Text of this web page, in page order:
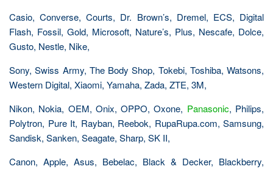
Casio, Converse, Courts, Dr. Brown’s, Dremel, ECS, Digital
Flash, Fossil, Gold, Microsoft, Nature’s, Plus, Nescafe, Dolce,
Gusto, Nestle, Nike,
Sony, Swiss Army, The Body Shop, Tokebi, Toshiba, Watsons,
Western Digital, Xiaomi, Yamaha, Zada, ZTE, 3M,
Nikon, Nokia, OEM, Onix, OPPO, Oxone, Panasonic, Philips,
Polytron, Pure It, Rayban, Reebok, RupaRupa.com, Samsung,
Sandisk, Sanken, Seagate, Sharp, SK II,
Canon, Apple, Asus, Bebelac, Black & Decker, Blackberry,